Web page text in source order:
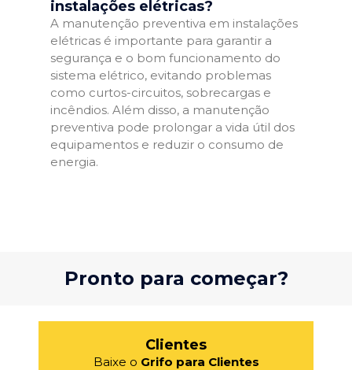
instalações elétricas?
A manutenção preventiva em instalações
elétricas é importante para garantir a
segurança e o bom funcionamento do
sistema elétrico, evitando problemas
como curtos-circuitos, sobrecargas e
incêndios. Além disso, a manutenção
preventiva pode prolongar a vida útil dos
equipamentos e reduzir o consumo de
energia.
Pronto para começar?
Clientes
Baixe o Grifo para Clientes